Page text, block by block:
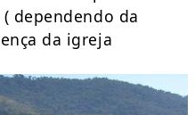
dependendo da
da igreja